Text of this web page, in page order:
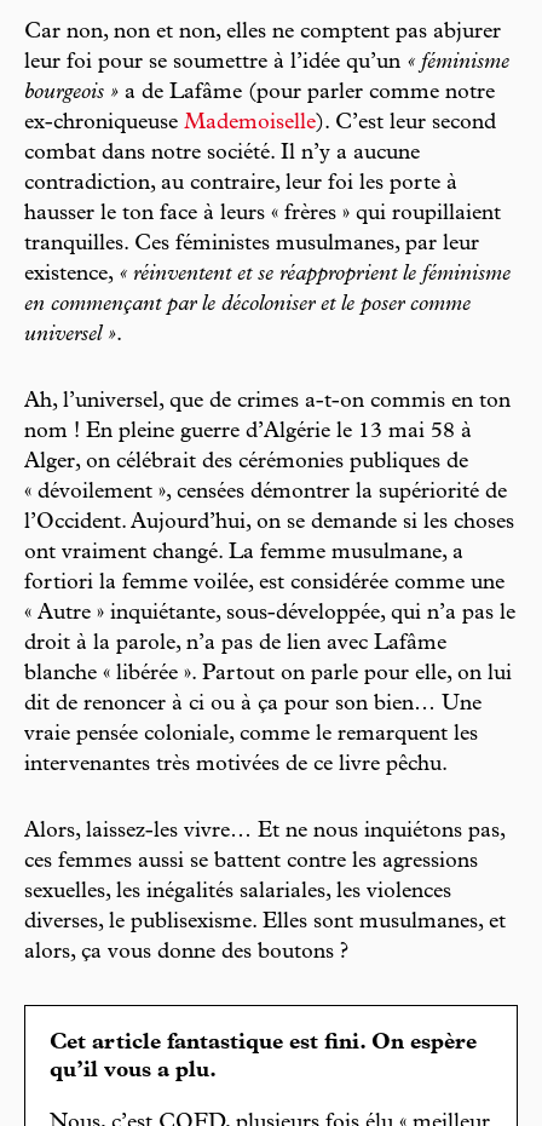
Car non, non et non, elles ne comptent pas abjurer
leur foi pour se soumettre à l’idée qu’un « féminisme
bourgeois » a de Lafâme (pour parler comme notre
ex-chroniqueuse Mademoiselle). C’est leur second
combat dans notre société. Il n’y a aucune
contradiction, au contraire, leur foi les porte à
hausser le ton face à leurs « frères » qui roupillaient
tranquilles. Ces féministes musulmanes, par leur
existence, « réinventent et se réapproprient le féminisme
en commençant par le décoloniser et le poser comme
universel ».
Ah, l’universel, que de crimes a-t-on commis en ton
nom ! En pleine guerre d’Algérie le 13 mai 58 à
Alger, on célébrait des cérémonies publiques de
« dévoilement », censées démontrer la supériorité de
l’Occident. Aujourd’hui, on se demande si les choses
ont vraiment changé. La femme musulmane, a
fortiori la femme voilée, est considérée comme une
« Autre » inquiétante, sous-développée, qui n’a pas le
droit à la parole, n’a pas de lien avec Lafâme
blanche « libérée ». Partout on parle pour elle, on lui
dit de renoncer à ci ou à ça pour son bien… Une
vraie pensée coloniale, comme le remarquent les
intervenantes très motivées de ce livre pêchu.
Alors, laissez-les vivre… Et ne nous inquiétons pas,
ces femmes aussi se battent contre les agressions
sexuelles, les inégalités salariales, les violences
diverses, le publisexisme. Elles sont musulmanes, et
alors, ça vous donne des boutons ?
Cet article fantastique est fini. On espère
qu’il vous a plu.